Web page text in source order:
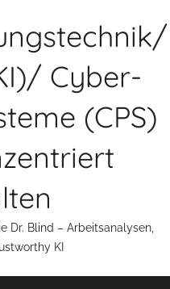
Cyber-
(CPS)
Dr. Blind – Arbeitsanalysen,
KI